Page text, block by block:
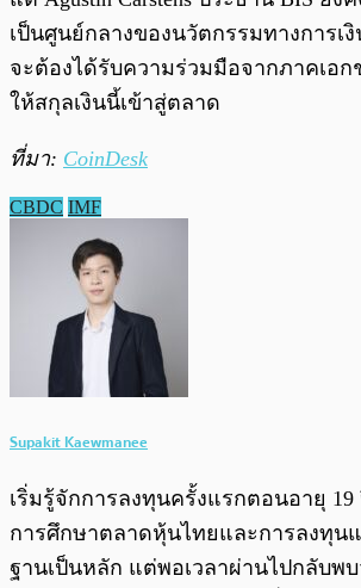
เป็นศูนย์กลางของนวัตกรรมทางการเ
จะต้องได้รับความร่วมมือจากภาคเอก
ให้สกุลเงินนี้เข้าสู่ตลาด
ที่มา: CoinDesk
CBDC IMF
Supakit Kaewmanee
เริ่มรู้จักการลงทุนครั้งแรกตอนอายุ
การศึกษาตลาดหุ้นไทยและการลงทุน
ฐานเป็นหลัก แต่พอเวลาผ่านไปกลับพ